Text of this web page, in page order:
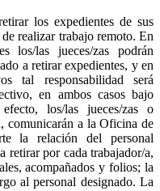
los expedientes de sus
realizar trabajo remoto. En
los/las jueces/zas podrán
a retirar expedientes, y en
tal responsabilidad será
en ambos casos bajo
los/las jueces/zas o
comunicarán a la Oficina de
la relación del personal
retirar por cada trabajador/a,
acompañados y folios; la
al personal designado. La